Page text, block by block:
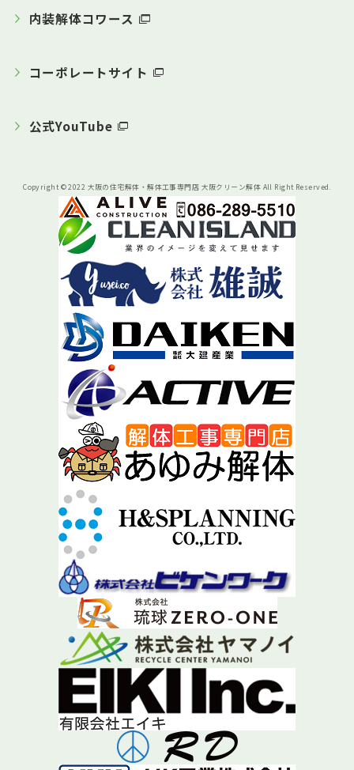
内装解体コワース
コーポレートサイト
公式YouTube
Copyright © 2022 大阪の住宅解体・解体工事専門店 大阪クリーン解体 All Right Reserved.